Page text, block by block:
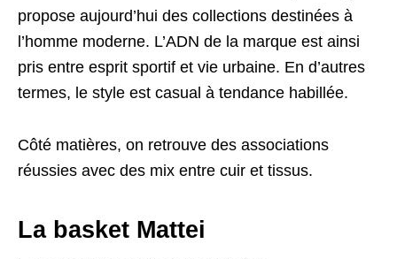
propose aujourd’hui des collections destinées à
l’homme moderne. L’ADN de la marque est ainsi
pris entre esprit sportif et vie urbaine. En d’autres
termes, le style est casual à tendance habillée.
Côté matières, on retrouve des associations
réussies avec des mix entre cuir et tissus.
La basket Mattei